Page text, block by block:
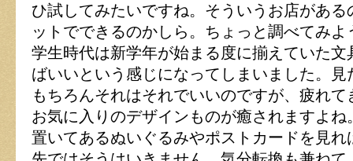
ひ試してみたいですね。そういうお店があ
ットでできるのかしら。ちょっと調べてみ
学生時代は新学年が始まる度に揃えていた
ばいいという感じになってしまいました。
もちろんそれはそれでいいのですが、疲れ
お気に入りのデザインものが癒されますよ
置いてあるぬいぐるみやポストカードを見